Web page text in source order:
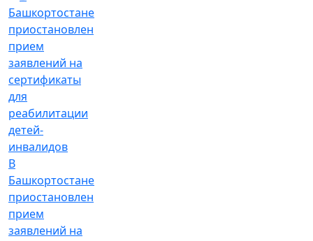
В
Башкортостане
приостановлен
прием
заявлений на